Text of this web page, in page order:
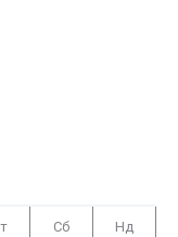
Сб Нд